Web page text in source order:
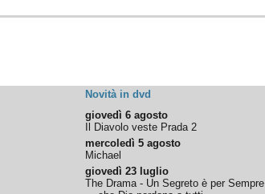
Novità in dvd
giovedì 6 agosto
Il Diavolo veste Prada 2
mercoledì 5 agosto
Michael
giovedì 23 luglio
The Drama - Un Segreto è per Sempre